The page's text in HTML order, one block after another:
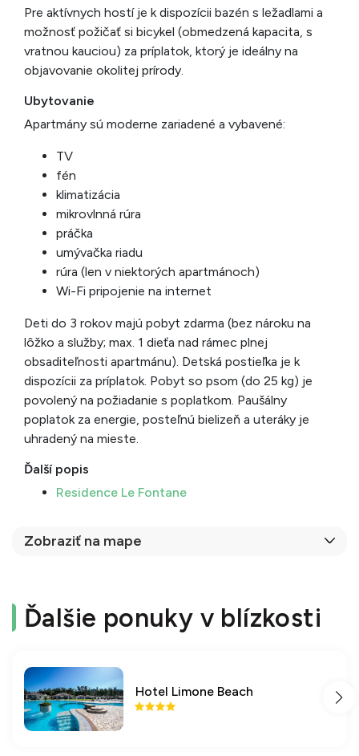
Pre aktívnych hostí je k dispozícii bazén s ležadlami a
možnosť požičať si bicykel (obmedzená kapacita, s
vratnou kauciou) za príplatok, ktorý je ideálny na
objavovanie okolitej prírody.
Ubytovanie
Apartmány sú moderne zariadené a vybavené:
TV
fén
klimatizácia
mikrovlnná rúra
práčka
umývačka riadu
rúra (len v niektorých apartmánoch)
Wi-Fi pripojenie na internet
Deti do 3 rokov majú pobyt zdarma (bez nároku na
lôžko a služby; max. 1 dieťa nad rámec plnej
obsaditeľnosti apartmánu). Detská postieľka je k
dispozícii za príplatok. Pobyt so psom (do 25 kg) je
povolený na požiadanie s poplatkom. Paušálny
poplatok za energie, posteľnú bielizeň a uteráky je
uhradený na mieste.
Ďalší popis
Residence Le Fontane
Zobraziť na mape
Ďalšie ponuky v blízkosti
Hotel Limone Beach